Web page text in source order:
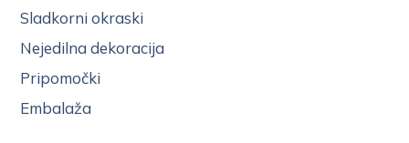
Sladkorni okraski
Nejedilna dekoracija
Pripomočki
Embalaža